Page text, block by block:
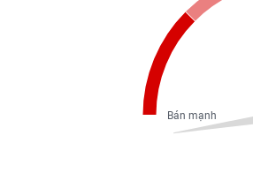
Bán mạnh